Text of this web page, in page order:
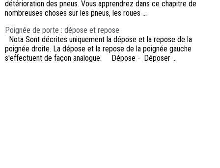
détérioration des pneus. Vous apprendrez dans ce chapitre de
nombreuses choses sur les pneus, les roues ...
Poignée de porte : dépose et repose
Nota Sont décrites uniquement la dépose et la repose de la
poignée droite. La dépose et la repose de la poignée gauche
s'effectuent de façon analogue. Dépose - Déposer ...